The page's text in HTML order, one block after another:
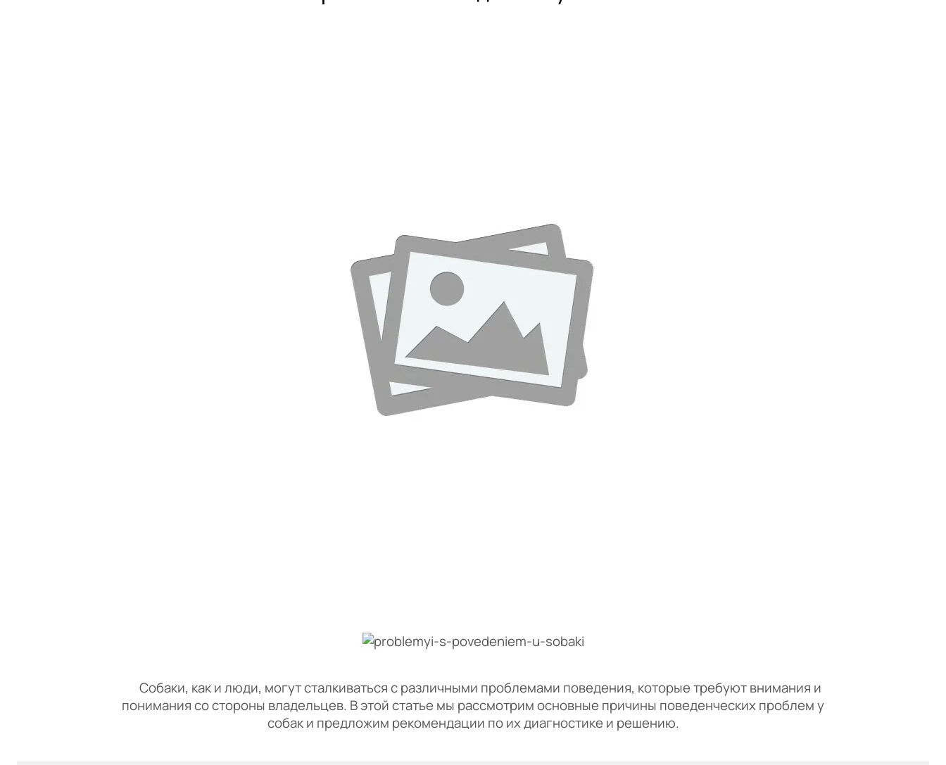
Собаки, как и люди, могут сталкиваться с различными проблемами поведения, которые требуют внимания и
понимания со стороны владельцев. В этой статье мы рассмотрим основные причины поведенческих проблем у
собак и предложим рекомендации по их диагностике и решению.